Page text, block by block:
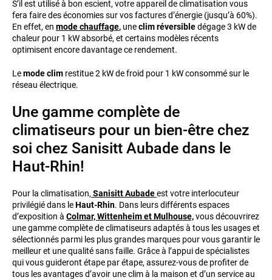
S’il est utilisé à bon escient, votre appareil de climatisation vous
fera faire des économies sur vos factures d’énergie (jusqu’à 60%).
En effet, en mode chauffage, uneclim réversibledégage 3 kW de
chaleur pour 1 kW absorbé, et certains modèles récents
optimisent encore davantage ce rendement.
Lemode clim restitue 2 kW de froid pour 1 kW consommé sur le
réseau électrique.
Une gamme complète de
climatiseurs pour un bien-être chez
soi chez Sanisitt Aubade dans le
Haut-Rhin!
Pour la climatisation,Sanisitt Aubadeest votre interlocuteur
privilégié dans leHaut-Rhin. Dans leurs différents espaces
d’exposition à Colmar, Wittenheim et Mulhouse,vous découvrirez
une gamme complète de climatiseurs adaptés à tous les usages et
sélectionnés parmi les plus grandes marques pour vous garantir le
meilleur et une qualité sans faille. Grâce à l’appui de spécialistes
qui vous guideront étape par étape, assurez-vous de profiter de
tous les avantages d’avoir une clim à la maison et d’un service au